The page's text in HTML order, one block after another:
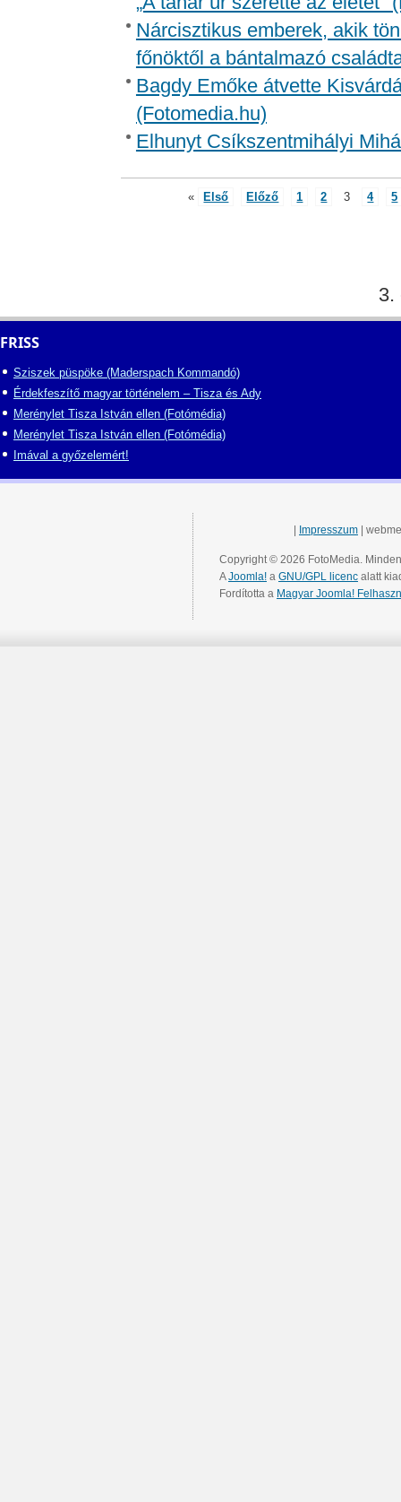
Nárcisztikus emberek, akik
főnöktől a bántalmazó
Bagdy Emőke átvette
(Fotomedia.hu)
Elhunyt Csíkszentmihályi
« Első Előző 1 2 3 4 5
3.
FRISS
Sziszek püspöke (Maderspach Kommandó)
Érdekfeszítő magyar történelem – Tisza és Ady
Merénylet Tisza István ellen (Fotómédia)
Merénylet Tisza István ellen (Fotómédia)
Imával a győzelemért!
Impresszum |
Copyright © 2026 FotoMedia.
AJoomla! a GNU/GPL licenc alatt
Fordította a Magyar Joomla!